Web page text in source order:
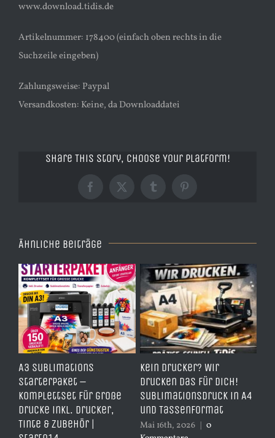
www.download.tidis.de
Artikelnummer: 178400 (einfach oben rechts in die
Suchzeile eingeben)
Zahlungsweise: Paypal
Versandkosten: Keine, da Downloaddatei
Share This Story, Choose Your Platform!
Facebook
X TumblrPinterest
Ähnliche Beiträge
A3 Sublimations
Starterpaket –
Komplettset für große
Drucke inkl. Drucker,
Tinte & Zubehör |
Kein Drucker? Wir
drucken das für dich!
Sublimationsdruck in A4
und Tassenformat
Mai 16th, 2026 | 0